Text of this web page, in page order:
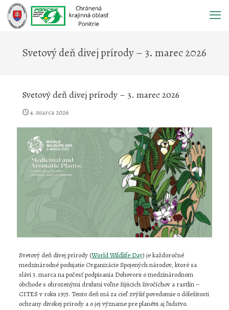
Prejsť
obsah
Svetový deň divej prírody – 3. marec 2026
Svetový deň divej prírody – 3. marec 2026
4. marca 2026
Svetový deň divej prírody (World Wildlife Day) je každoročné
medzinárodné podujatie Organizácie Spojených národov, ktoré sa
slávi 3. marca na počesť podpísania Dohovoru o medzinárodnom
obchode s ohrozenými druhmi voľne žijúcich živočíchov a rastlín –
CITES v roku 1973. Tento deň má za cieľ zvýšiť povedomie o dôležitosti
ochrany divokej prírody a o jej význame pre planétu aj ľudstvo.